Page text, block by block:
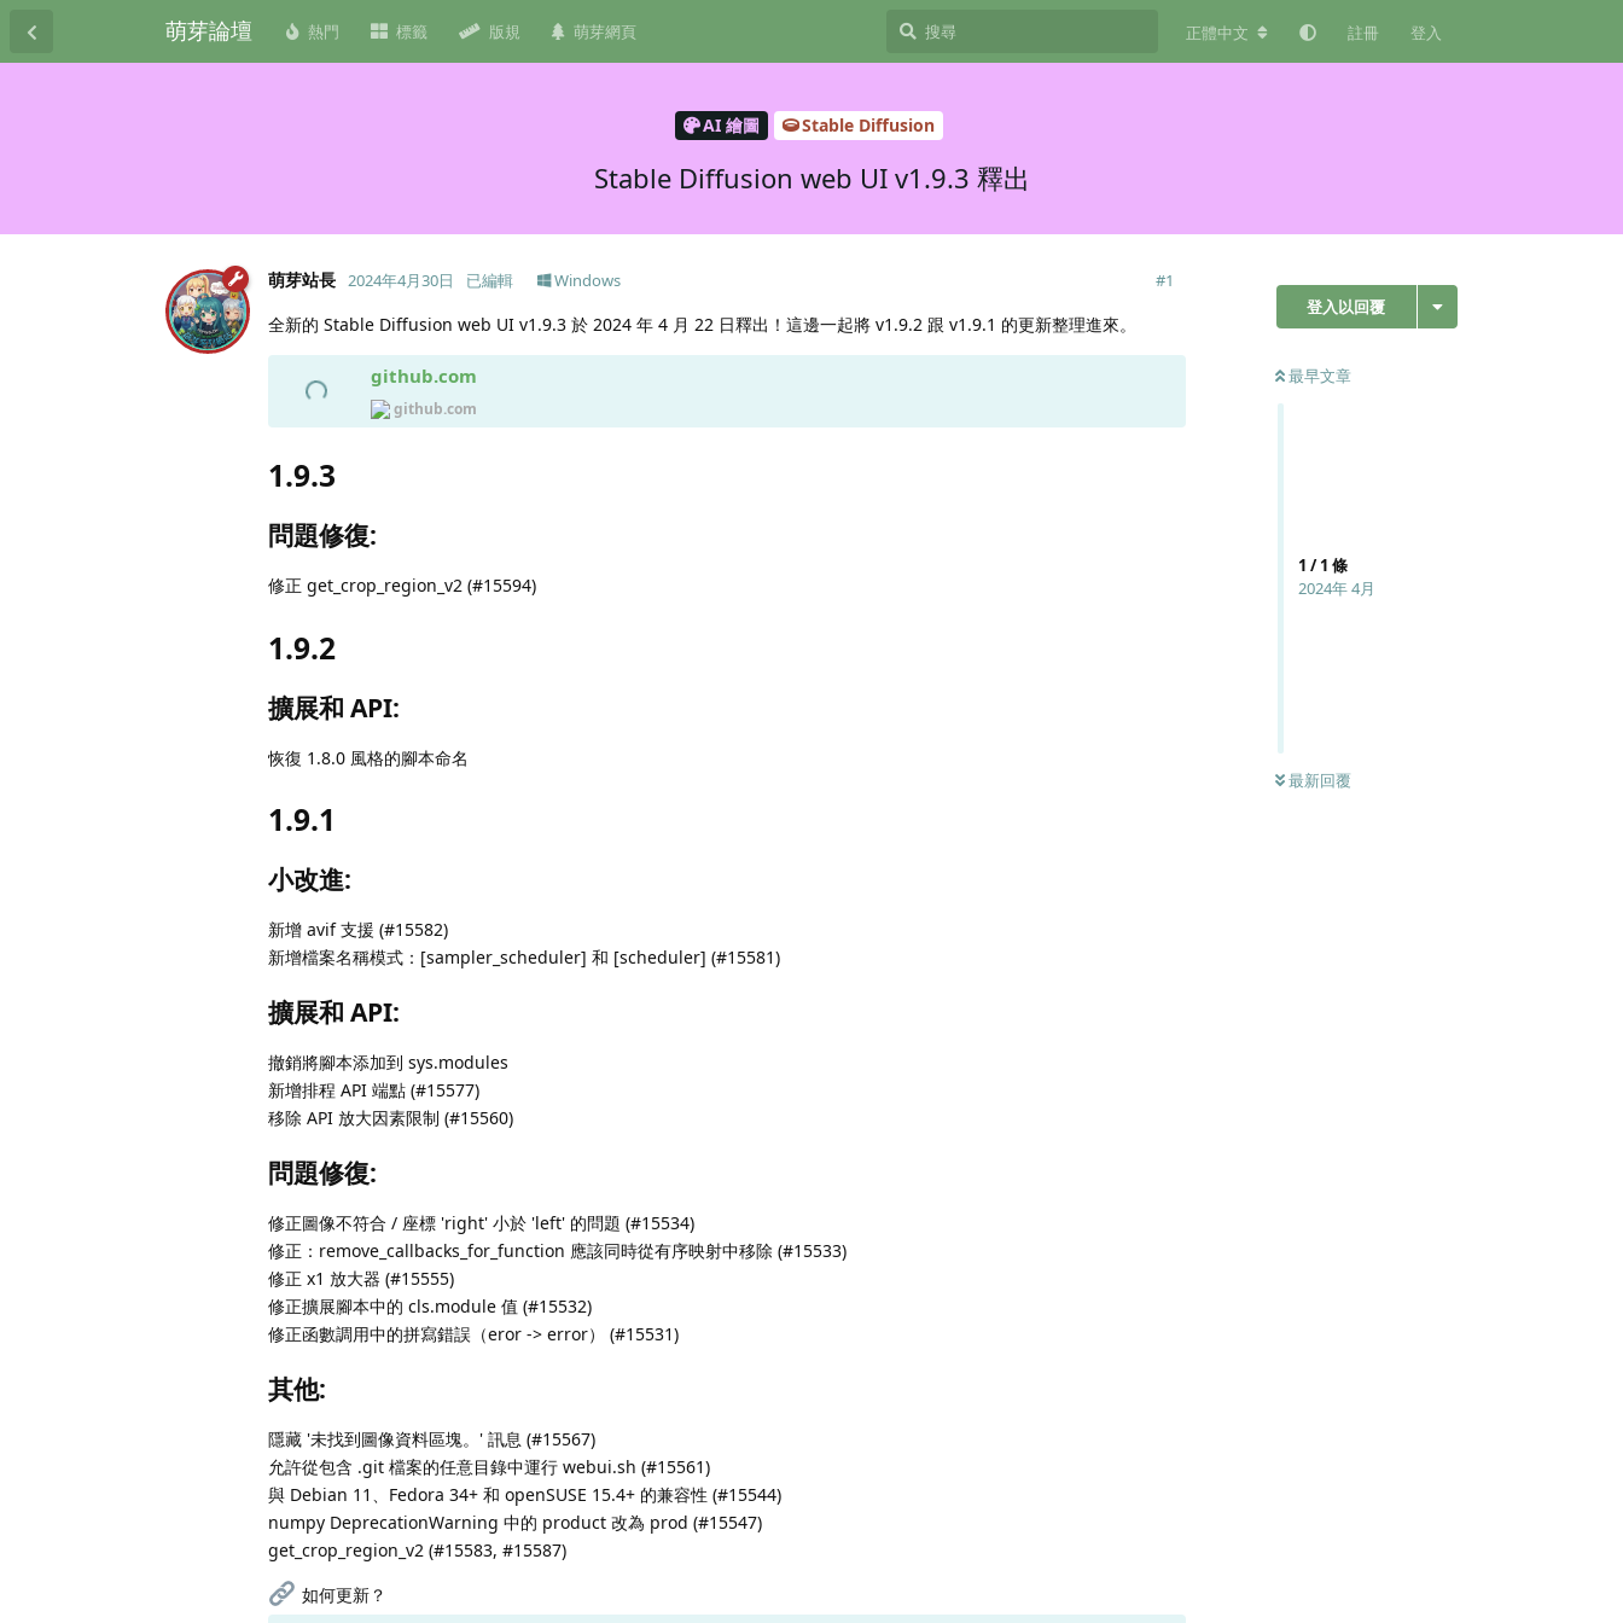
萌芽論壇 熱門 標籤 版規 萌芽網頁 正體中文 註冊 登入
AI 繪圖 Stable Diffusion
Stable Diffusion web UI v1.9.3 釋出
登入以回覆
最早文章
1 /1 條
2024年 4月
最新回覆
萌芽站長 2024年4月30日 已編輯 #1
Windows
全新的 Stable Diffusion web UI v1.9.3 於 2024 年 4 月 22 日釋出！這邊一起將 v1.9.2 跟 v1.9.1 的更新整理進來。
github.com
github.com
1.9.3
問題修復:
修正 get_crop_region_v2 (#15594)
1.9.2
擴展和 API:
恢復 1.8.0 風格的腳本命名
1.9.1
小改進:
新增 avif 支援 (#15582)
新增檔案名稱模式：[sampler_scheduler] 和 [scheduler] (#15581)
擴展和 API:
撤銷將腳本添加到 sys.modules
新增排程 API 端點 (#15577)
移除 API 放大因素限制 (#15560)
問題修復:
修正圖像不符合 / 座標 'right' 小於 'left' 的問題 (#15534)
修正：remove_callbacks_for_function 應該同時從有序映射中移除 (#15533)
修正 x1 放大器 (#15555)
修正擴展腳本中的 cls.module 值 (#15532)
修正函數調用中的拼寫錯誤（eror -> error） (#15531)
其他:
隱藏 '未找到圖像資料區塊。' 訊息 (#15567)
允許從包含 .git 檔案的任意目錄中運行 webui.sh (#15561)
與 Debian 11、Fedora 34+ 和 openSUSE 15.4+ 的兼容性 (#15544)
numpy DeprecationWarning 中的 product 改為 prod (#15547)
get_crop_region_v2 (#15583, #15587)
如何更新？